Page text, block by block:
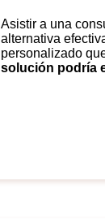
Asistir a una consulta médica para combatir la niebla mental es una
alternativa
personalizado
solución podría